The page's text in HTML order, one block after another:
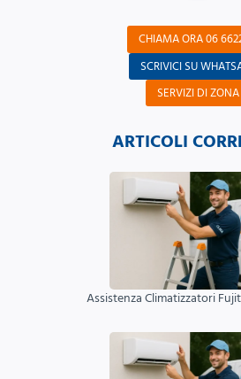
CHIAMA ORA 06
SCRIVICI SU
SERVIZI DI ZONA
ARTICOLI
Assistenza Climatizzatori